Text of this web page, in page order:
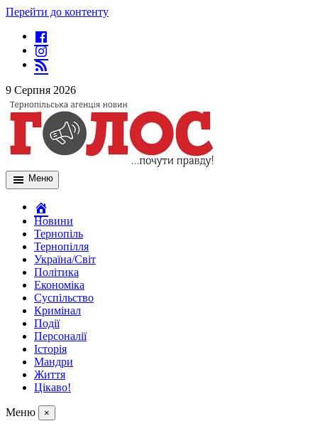
Перейти до контенту
9 Серпня 2026
Меню
Новини
Тернопіль
Тернопілля
Україна/Світ
Політика
Економіка
Суспільство
Кримінал
Події
Персоналії
Історія
Мандри
Життя
Цікаво!
Меню ×